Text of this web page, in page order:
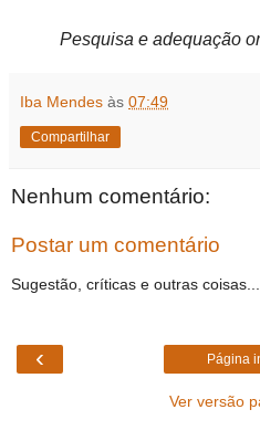
Pesquisa e adequação
Iba Mendes às 07:49
Compartilhar
Nenhum comentário:
Postar um comentário
Sugestão, críticas e outras coisas...
‹ Página
Ver versão